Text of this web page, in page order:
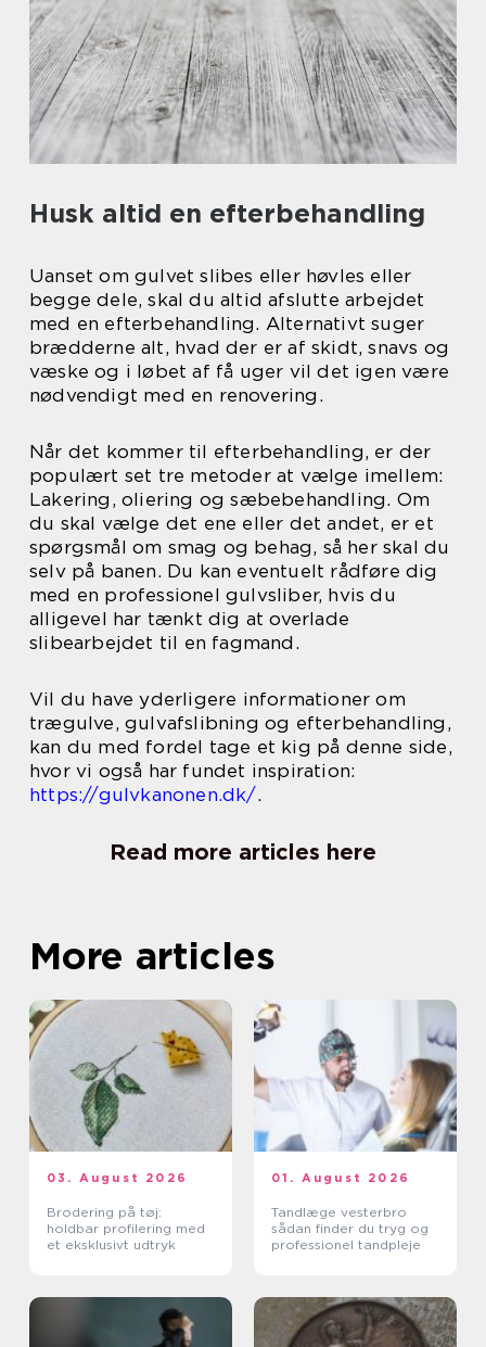
Husk altid en efterbehandling
Uanset om gulvet slibes eller høvles eller
begge dele, skal du altid afslutte arbejdet
med en efterbehandling. Alternativt suger
brædderne alt, hvad der er af skidt, snavs og
væske og i løbet af få uger vil det igen være
nødvendigt med en renovering.
Når det kommer til efterbehandling, er der
populært set tre metoder at vælge imellem:
Lakering, oliering og sæbebehandling. Om
du skal vælge det ene eller det andet, er et
spørgsmål om smag og behag, så her skal du
selv på banen. Du kan eventuelt rådføre dig
med en professionel gulvsliber, hvis du
alligevel har tænkt dig at overlade
slibearbejdet til en fagmand.
Vil du have yderligere informationer om
trægulve, gulvafslibning og efterbehandling,
kan du med fordel tage et kig på denne side,
hvor vi også har fundet inspiration:
https://gulvkanonen.dk/.
Read more articles here
More articles
03. August 2026
Brodering på tøj:
holdbar profilering med
et eksklusivt udtryk
01. August 2026
Tandlæge vesterbro
sådan finder du tryg og
professionel tandpleje